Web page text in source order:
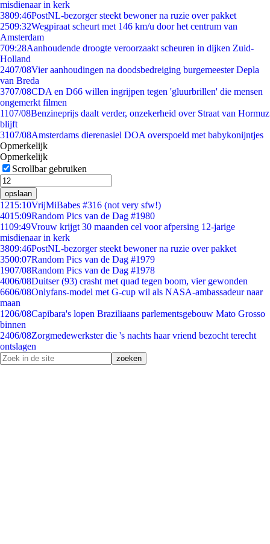
misdienaar in kerk
3809:46PostNL-bezorger steekt bewoner na ruzie over pakket
2509:32Wegpiraat scheurt met 146 km/u door het centrum van
Amsterdam
709:28Aanhoudende droogte veroorzaakt scheuren in dijken Zuid-
Holland
2407/08Vier aanhoudingen na doodsbedreiging burgemeester Depla
van Breda
3707/08CDA en D66 willen ingrijpen tegen 'gluurbrillen' die mensen
ongemerkt filmen
1107/08Benzineprijs daalt verder, onzekerheid over Straat van Hormuz
blijft
3107/08Amsterdams dierenasiel DOA overspoeld met babykonijntjes
Opmerkelijk
Opmerkelijk
Scrollbar gebruiken
opslaan
1215:10VrijMiBabes #316 (not very sfw!)
4015:09Random Pics van de Dag #1980
1109:49Vrouw krijgt 30 maanden cel voor afpersing 12-jarige
misdienaar in kerk
3809:46PostNL-bezorger steekt bewoner na ruzie over pakket
3500:07Random Pics van de Dag #1979
1907/08Random Pics van de Dag #1978
4006/08Duitser (93) crasht met quad tegen boom, vier gewonden
6606/08Onlyfans-model met G-cup wil als NASA-ambassadeur naar
maan
1206/08Capibara's lopen Braziliaans parlementsgebouw Mato Grosso
binnen
2406/08Zorgmedewerkster die 's nachts haar vriend bezocht terecht
ontslagen